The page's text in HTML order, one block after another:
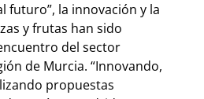
futuro”, la innovación y la
y frutas han sido
del sector
de Murcia. “Innovando,
propuestas